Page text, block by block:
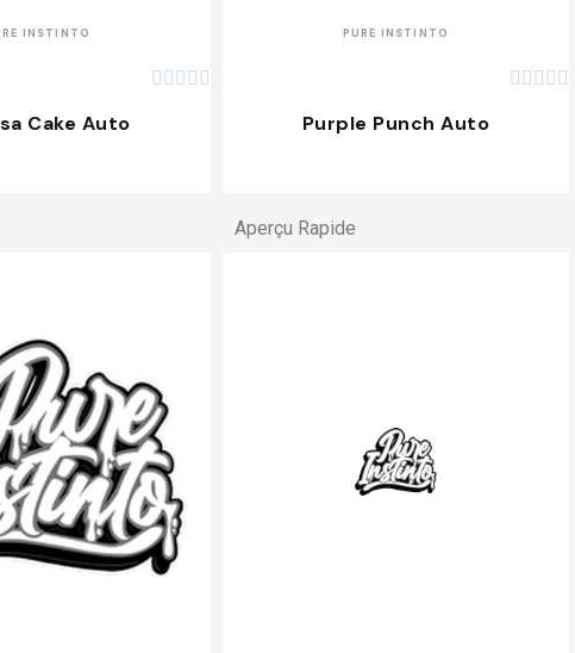
INSTINTO
    
Cake Auto
PURE INSTINTO
    
Purple Punch Auto
Aperçu Rapide